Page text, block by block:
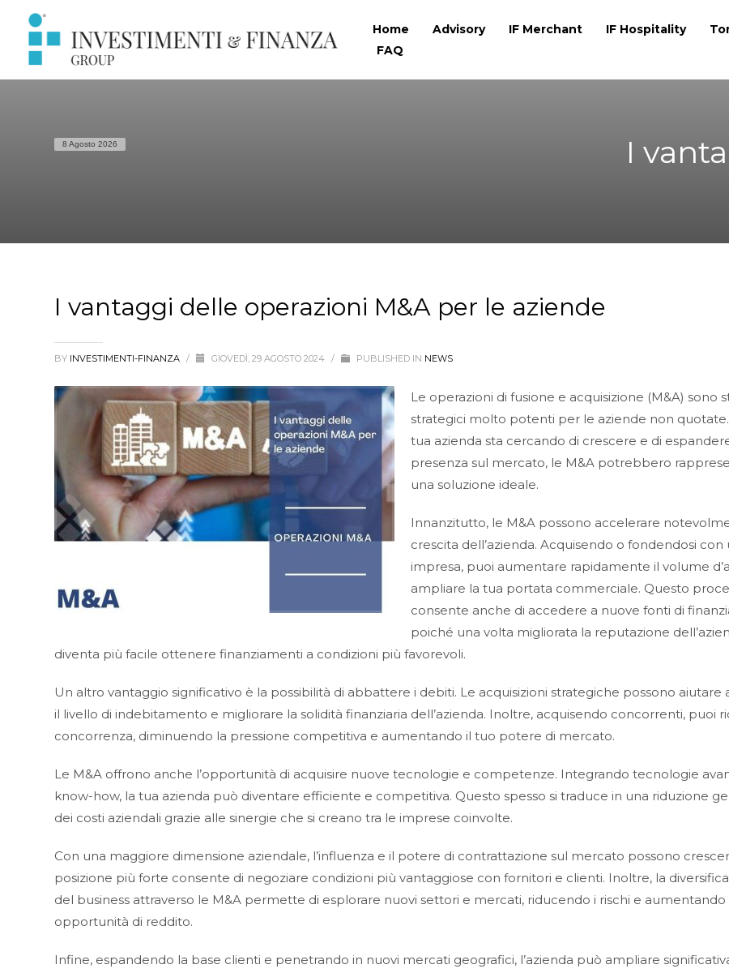
Home Advisory IF Merchant IF Hospitality
FAQ
8 Agosto 2026
I
I vantaggi delle operazioni M&A per le aziende
BY INVESTIMENTI-FINANZA / GIOVEDÌ, 29 AGOSTO 2024 / PUBLISHED IN NEWS
Le operazioni di fusione e acquisizione (M&A) sono
strategici molto potenti per le aziende non quotate.
tua azienda sta cercando di crescere e di
presenza sul mercato, le M&A potrebbero
una soluzione ideale.
Innanzitutto, le M&A possono accelerare
crescita dell’azienda. Acquisendo o fondendosi con
impresa, puoi aumentare rapidamente il volume
ampliare la tua portata commerciale. Questo
consente anche di accedere a nuove fonti di
poiché una volta migliorata la reputazione
diventa più facile ottenere finanziamenti a condizioni più favorevoli.
Un altro vantaggio significativo è la possibilità di abbattere i debiti. Le acquisizioni strategiche possono aiutare
il livello di indebitamento e migliorare la solidità finanziaria dell’azienda. Inoltre, acquisendo concorrenti, puoi
concorrenza, diminuendo la pressione competitiva e aumentando il tuo potere di mercato.
Le M&A offrono anche l’opportunità di acquisire nuove tecnologie e competenze. Integrando tecnologie
know-how, la tua azienda può diventare efficiente e competitiva. Questo spesso si traduce in una riduzione
dei costi aziendali grazie alle sinergie che si creano tra le imprese coinvolte.
Con una maggiore dimensione aziendale, l’influenza e il potere di contrattazione sul mercato possono
posizione più forte consente di negoziare condizioni più vantaggiose con fornitori e clienti. Inoltre, la
del business attraverso le M&A permette di esplorare nuovi settori e mercati, riducendo i rischi e aumentando
opportunità di reddito.
Infine, espandendo la base clienti e penetrando in nuovi mercati geografici, l’azienda può ampliare